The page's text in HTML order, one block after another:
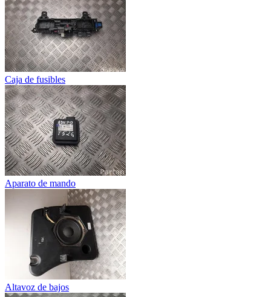
Caja de fusibles
Aparato de mando
Altavoz de bajos